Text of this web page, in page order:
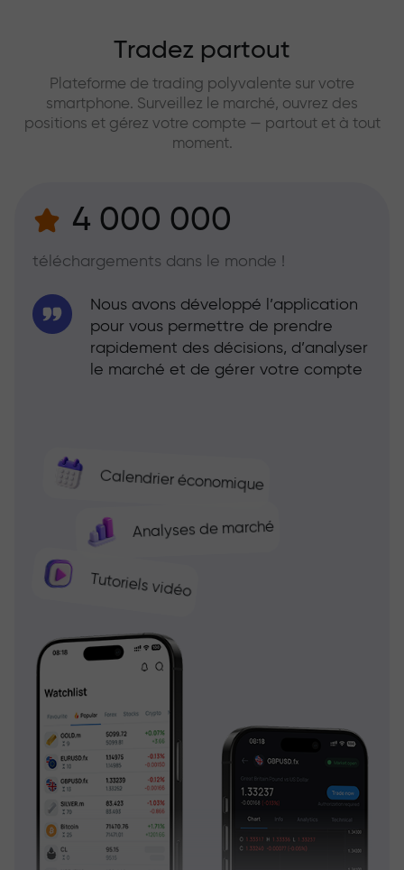
Tradez partout
Plateforme de trading polyvalente sur votre
smartphone. Surveillez le marché, ouvrez des
positions et gérez votre compte — partout et à tout
moment.
4 000 000
téléchargements dans le monde !
Calendrier économique
Analyses de marché
Tutoriels vidéo
Nous avons développé l’application
pour vous permettre de prendre
rapidement des décisions, d’analyser
le marché et de gérer votre compte